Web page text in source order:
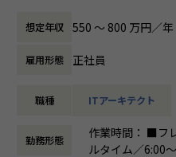
展する企業です
ます。お客様に
するため、ビックデータの活
積・加工・分析し、経営層の
s Intelligence）やAzure、
機械学習などを含むデータプ
ィスにて事業、そして組織拡
●直案件が多く、エンドユーザ
想定年収 550 〜 800 万円／年
雇用形態 正社員
職種 ITアーキテクト
勤務形態
作業時間： ■フレック
ルタイム／6:00～